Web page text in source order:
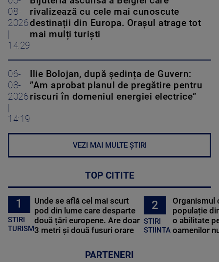
08-
2026
14:29
rivalizează cu cele mai cunoscute
destinații din Europa. Orașul atrage tot
mai mulți turiști
06-
08-
2026
14:19
Ilie Bolojan, după ședința de Guvern:
”Am aprobat planul de pregătire pentru
riscuri în domeniul energiei electrice”
VEZI MAI MULTE ȘTIRI
TOP CITITE
1
STIRI
TURISM
Unde se află cel mai scurt
pod din lume care desparte
două țări europene. Are doar
3 metri și două fusuri orare
2
STIRI
STIINTA
Organismul
populație
o abilitate
oamenilor
PARTENERI